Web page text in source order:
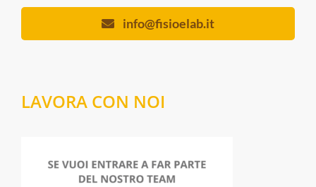
info@fisioelab.it
LAVORA CON NOI